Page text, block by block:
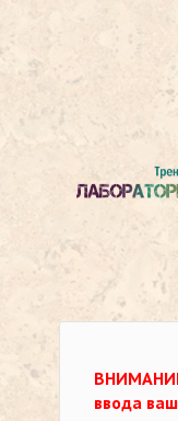
ввода